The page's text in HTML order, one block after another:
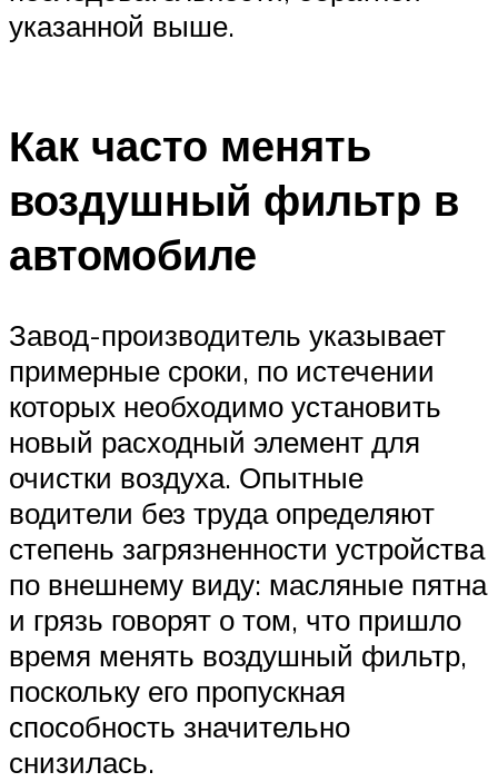
указанной выше.
Как часто менять
воздушный фильтр в
автомобиле
Завод-производитель указывает
примерные сроки, по истечении
которых необходимо установить
новый расходный элемент для
очистки воздуха. Опытные
водители без труда определяют
степень загрязненности устройства
по внешнему виду: масляные пятна
и грязь говорят о том, что пришло
время менять воздушный фильтр,
поскольку его пропускная
способность значительно
снизилась.